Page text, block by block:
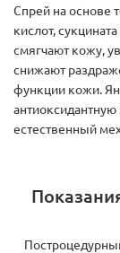
Спрей на основе
кислот,
смягчают кожу,
снижают
функции кожи.
антиоксидантную
естественный